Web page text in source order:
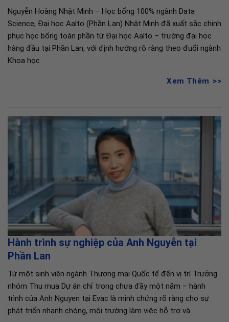
Nguyễn Hoàng Nhật Minh – Học bổng 100% ngành Data
Science, Đại học Aalto (Phần Lan) Nhật Minh đã xuất sắc chinh
phục học bổng toàn phần từ Đại học Aalto – trường đại học
hàng đầu tại Phần Lan, với định hướng rõ ràng theo đuổi ngành
Khoa học
Xem Thêm
Hành trình sự nghiệp của Anh Nguyễn tại
Phần Lan
Từ một sinh viên ngành Thương mại Quốc tế đến vị trí Trưởng
nhóm Thu mua Dự án chỉ trong chưa đầy một năm – hành
trình của Anh Nguyen tại Evac là minh chứng rõ ràng cho sự
phát triển nhanh chóng, môi trường làm việc hỗ trợ và